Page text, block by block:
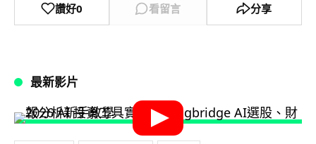
讚好0 看留言 分享
最新影片